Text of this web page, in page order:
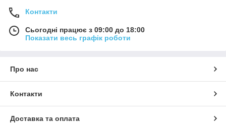
Контакти
Сьогодні працює з 09:00 до 18:00
Показати весь графік роботи
Про нас
Контакти
Доставка та оплата